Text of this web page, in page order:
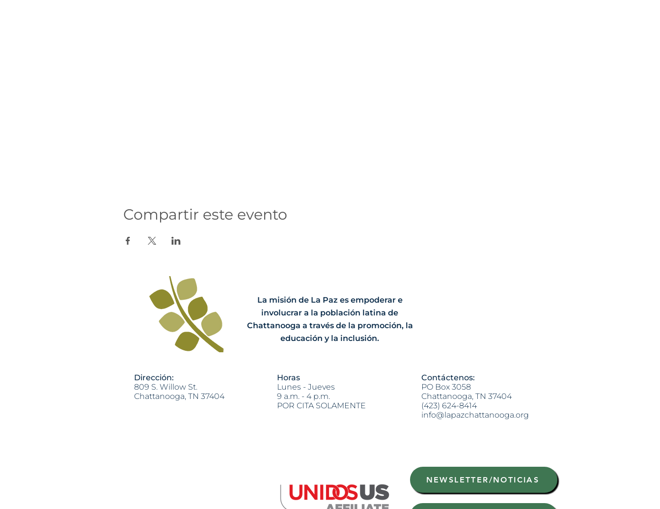
Compartir este evento
La misión de La Paz es empoderar e
involucrar a la población latina de
Chattanooga a través de la promoción, la
educación y la inclusión.
Dirección:
809 S. Willow St.
Chattanooga, TN 37404
Horas
Lunes - Jueves
9 a.m. - 4 p.m.
POR CITA SOLAMENTE
Contáctenos:
PO Box 3058
Chattanooga, TN 37404
(423) 624-8414
info@lapazchattanooga.org
NEWSLETTER/NOTICIAS